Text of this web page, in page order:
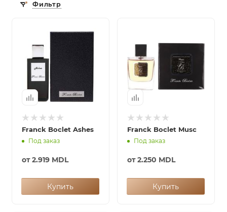
Фильтр
Franck Boclet Ashes
Под заказ
от2.919 MDL
Купить
Franck Boclet Musc
Под заказ
от2.250 MDL
Купить